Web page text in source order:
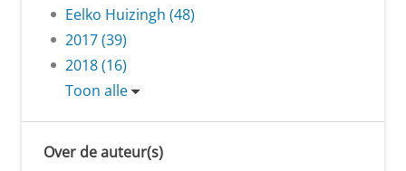
Eelko Huizingh (48)
2017 (39)
2018 (16)
Toon alle
Over de auteur(s)